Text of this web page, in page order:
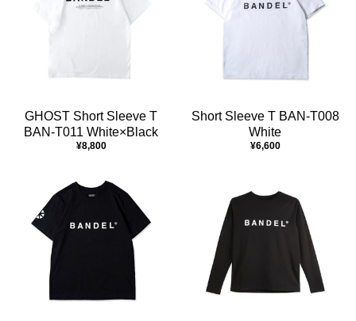
GHOST Short Sleeve T
BAN-T011 White×Black
¥8,800
Short Sleeve T BAN-T008
White
¥6,600